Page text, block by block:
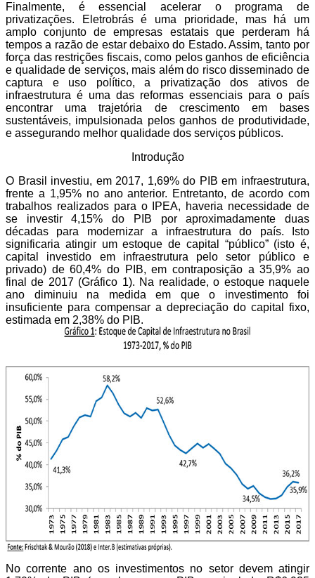
Finalmente, é essencial acelerar o programa de
privatizações. Eletrobrás é uma prioridade, mas há um
amplo conjunto de empresas estatais que perderam há
tempos a razão de estar debaixo do Estado. Assim, tanto por
força das restrições fiscais, como pelos ganhos de eficiência
e qualidade de serviços, mais além do risco disseminado de
captura e uso político, a privatização dos ativos de
infraestrutura é uma das reformas essenciais para o país
encontrar uma trajetória de crescimento em bases
sustentáveis, impulsionada pelos ganhos de produtividade,
e assegurando melhor qualidade dos serviços públicos.
Introdução
O Brasil investiu, em 2017, 1,69% do PIB em infraestrutura,
frente a 1,95% no ano anterior. Entretanto, de acordo com
trabalhos realizados para o IPEA, haveria necessidade de
se investir 4,15% do PIB por aproximadamente duas
décadas para modernizar a infraestrutura do país. Isto
significaria atingir um estoque de capital “público” (isto é,
capital investido em infraestrutura pelo setor público e
privado) de 60,4% do PIB, em contraposição a 35,9% ao
final de 2017 (Gráfico 1). Na realidade, o estoque naquele
ano diminuiu na medida em que o investimento foi
insuficiente para compensar a depreciação do capital fixo,
estimada em 2,38% do PIB.
No corrente ano os investimentos no setor devem atingir